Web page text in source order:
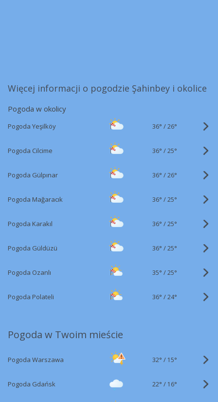
Więcej informacji o pogodzie Şahinbey i okolice
Pogoda w okolicy
Pogoda Yeşilköy 36° /26°
Pogoda Cilcime 36° /25°
Pogoda Gülpınar 36° /26°
Pogoda Mağaracık 36° /25°
Pogoda Karakıl 36° /25°
Pogoda Güldüzü 36° /25°
Pogoda Ozanlı 35° /25°
Pogoda Polateli 36° /24°
Pogoda w Twoim mieście
Pogoda Warszawa 32° / 15°
Pogoda Gdańsk 22° / 16°